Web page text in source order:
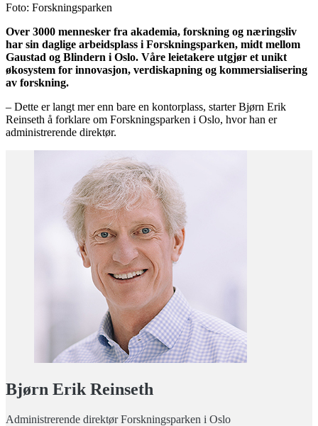
Foto: Forskningsparken
Over 3000 mennesker fra akademia, forskning og næringsliv
har sin daglige arbeidsplass i Forskningsparken, midt mellom
Gaustad og Blindern i Oslo. Våre leietakere utgjør et unikt
økosystem for innovasjon, verdiskapning og kommersialisering
av forskning.
– Dette er langt mer enn bare en kontorplass, starter Bjørn Erik
Reinseth å forklare om Forskningsparken i Oslo, hvor han er
administrerende direktør.
Bjørn Erik Reinseth
Administrerende direktør Forskningsparken i Oslo